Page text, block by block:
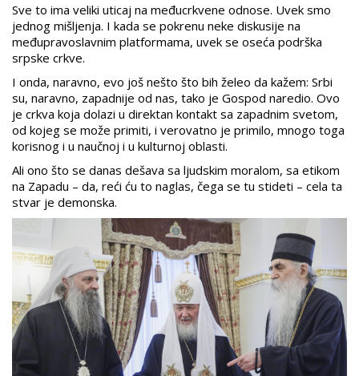
Sve to ima veliki uticaj na međucrkvene odnose. Uvek smo
jednog mišljenja. I kada se pokrenu neke diskusije na
međupravoslavnim platformama, uvek se oseća podrška
srpske crkve.
I onda, naravno, evo još nešto što bih želeo da kažem: Srbi
su, naravno, zapadnije od nas, tako je Gospod naredio. Ovo
je crkva koja dolazi u direktan kontakt sa zapadnim svetom,
od kojeg se može primiti, i verovatno je primilo, mnogo toga
korisnog i u naučnoj i u kulturnoj oblasti.
Ali ono što se danas dešava sa ljudskim moralom, sa etikom
na Zapadu – da, reći ću to naglas, čega se tu stideti – cela ta
stvar je demonska.